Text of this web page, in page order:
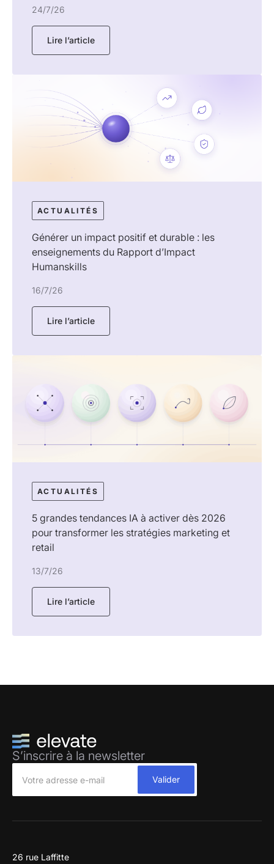
24/7/26
Lire l’article
ACTUALITÉS
Générer un impact positif et durable : les
enseignements du Rapport d’Impact
Humanskills
16/7/26
Lire l’article
ACTUALITÉS
5 grandes tendances IA à activer dès 2026
pour transformer les stratégies marketing et
retail
13/7/26
Lire l’article
S’inscrire à la newsletter
26 rue Laffitte